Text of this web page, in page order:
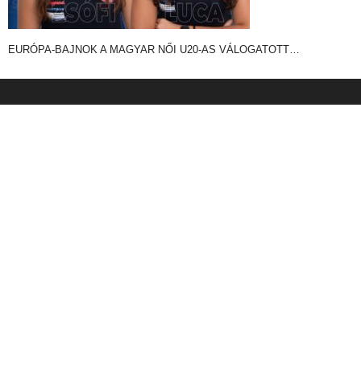
EURÓPA-BAJNOK A MAGYAR NŐI U20-AS VÁLOGATOTT…